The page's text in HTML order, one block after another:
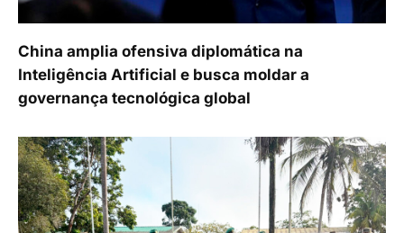
China amplia ofensiva diplomática na
Inteligência Artificial e busca moldar a
governança tecnológica global